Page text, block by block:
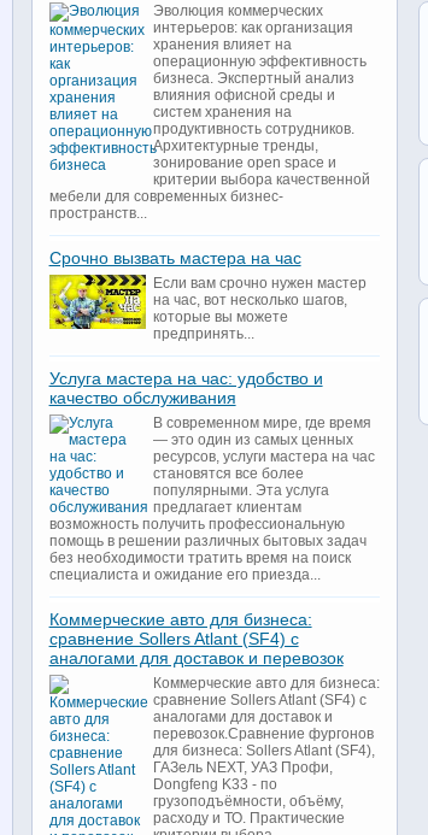
Эволюция коммерческих
интерьеров: как организация
хранения влияет на
операционную эффективность
бизнеса. Экспертный анализ
влияния офисной среды и
систем хранения на
продуктивность сотрудников.
Архитектурные тренды,
зонирование open space и
критерии выбора качественной
мебели для современных бизнес-
пространств...
Срочно вызвать мастера на час
Если вам срочно нужен мастер
на час, вот несколько шагов,
которые вы можете
предпринять...
Услуга мастера на час: удобство и
качество обслуживания
В современном мире, где время
— это один из самых ценных
ресурсов, услуги мастера на час
становятся все более
популярными. Эта услуга
предлагает клиентам
возможность получить профессиональную
помощь в решении различных бытовых задач
без необходимости тратить время на поиск
специалиста и ожидание его приезда...
Коммерческие авто для бизнеса:
сравнение Sollers Atlant (SF4) с
аналогами для доставок и перевозок
Коммерческие авто для бизнеса:
сравнение Sollers Atlant (SF4) с
аналогами для доставок и
перевозок.Сравнение фургонов
для бизнеса: Sollers Atlant (SF4),
ГАЗель NEXT, УАЗ Профи,
Dongfeng K33 - по
грузоподъёмности, объёму,
расходу и ТО. Практические